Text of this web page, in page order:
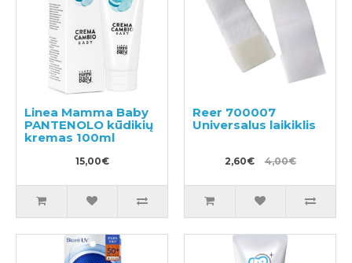
Linea Mamma Baby
PANTENOLO kūdikių
kremas 100ml
15,00€
Reer 700007
Universalus laikiklis
2,60€ 4,00€